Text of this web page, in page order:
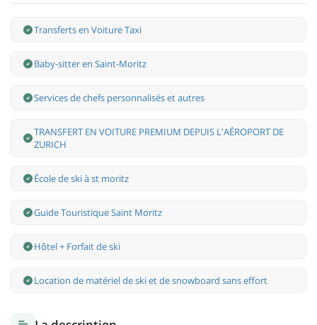
Transferts en Voiture Taxi
Baby-sitter en Saint-Moritz
Services de chefs personnalisés et autres
TRANSFERT EN VOITURE PREMIUM DEPUIS L'AÉROPORT DE
ZURICH
École de ski à st moritz
Guide Touristique Saint Moritz
Hôtel + Forfait de ski
Location de matériel de ski et de snowboard sans effort